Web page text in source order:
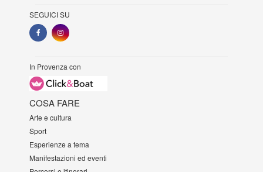
SEGUICI SU
In Provenza con
COSA FARE
Arte e cultura
Sport
Esperienze a tema
Manifestazioni ed eventi